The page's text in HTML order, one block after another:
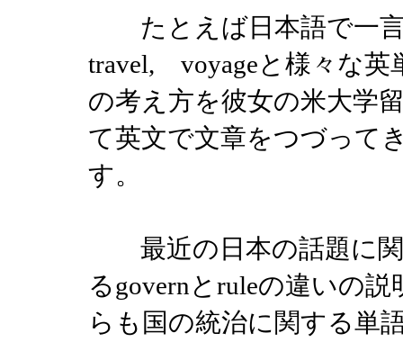
たとえば日本語で一言
travel, voyageと様々な英
の考え方を彼女の米大学
て英文で文章をつづって
す。
最近の日本の話題に関
るgovernとruleの違いの
らも国の統治に関する単